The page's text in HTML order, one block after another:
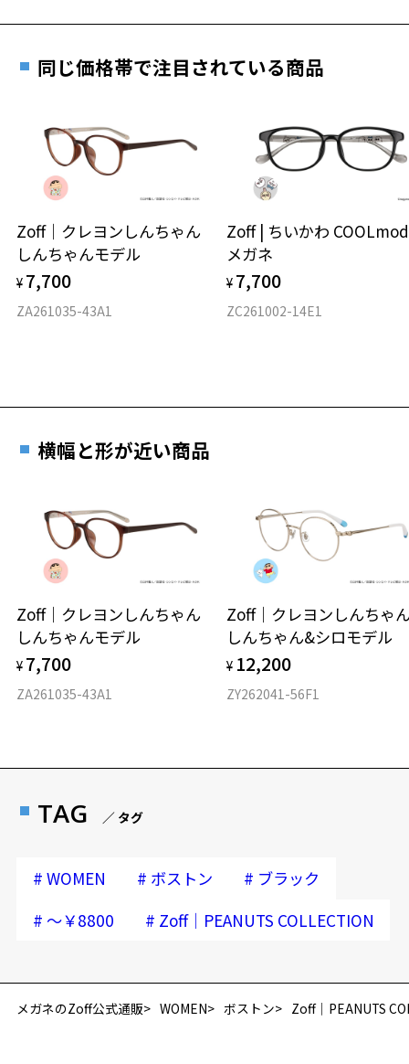
再入荷お知らせメールのお申し込み
14.4g
※着脱式サングラス：デモレンズ、アタッチメント込みの重さ
タイプ
材質
す。
お近くのZoff実店舗にて度数を測定いただけます（無料）。
その際は記入用紙をダウンロードしてお使いください。
同じ価格帯で注目されている商品
Zoff｜クレヨンしんちゃん
しんちゃんモデル
¥ 7,700
ZA261035-43A1
Zoff | ちいかわ
メガネ
¥ 7,700
ZC261002-14E1
横幅と形が近い商品
Zoff｜クレヨンしんちゃん
しんちゃんモデル
¥ 7,700
ZA261035-43A1
Zoff｜クレヨンしんち
しんちゃん&シロモデル
¥ 12,200
ZY262041-56F1
TAG ／ タグ
# WOMEN # ボストン # ブラック
# ～￥8800 # Zoff│PEANUTS COLLECTION
メガネのZoff公式通販 WOMEN ボストン Zoff│PEANUTS